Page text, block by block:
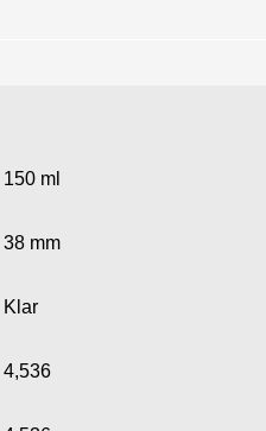
150 ml
38 mm
Klar
4,536